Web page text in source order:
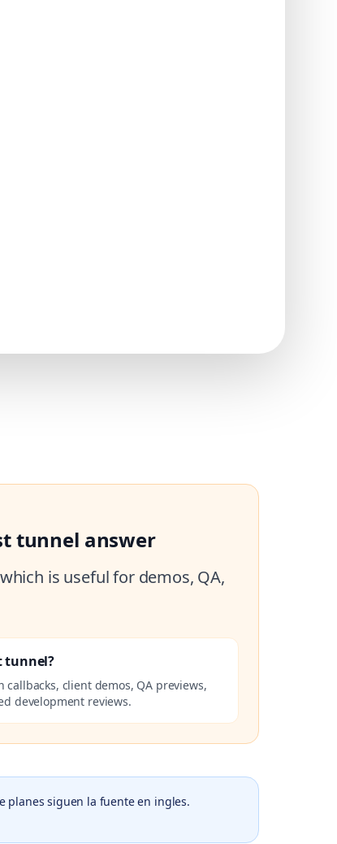
tunnel answer
is useful for demos, QA,
tunnel?
client demos, QA previews,
development reviews.
planes siguen la fuente en ingles.